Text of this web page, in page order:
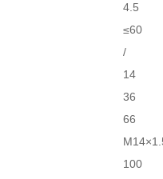
4.5
≤60
/
14
36
66
100